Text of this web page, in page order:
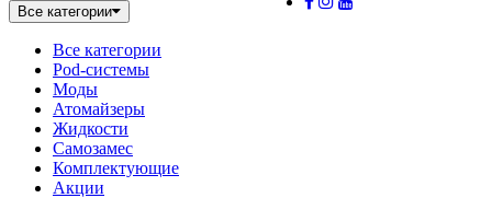
Все категории
Все категории
Pod-системы
Моды
Атомайзеры
Жидкости
Самозамес
Комплектующие
Акции